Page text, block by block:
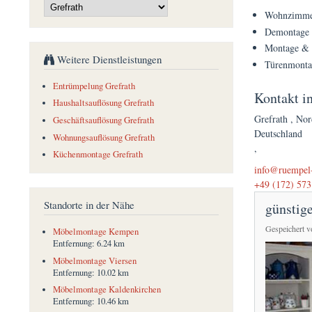
Montage &
Kontakt
Grefrath ,
Deutschland
,
(link sends e-
+49 (172)
Gespeichert
Weitere Dienstleistungen
Entrümpelung Grefrath
Haushaltsauflösung Grefrath
Geschäftsauflösung Grefrath
Wohnungsauflösung Grefrath
Küchenmontage Grefrath
Standorte in der Nähe
Möbelmontage Kempen
Entfernung: 6.24 km
Möbelmontage Viersen
Entfernung: 10.02 km
Möbelmontage Kaldenkirchen
Entfernung: 10.46 km